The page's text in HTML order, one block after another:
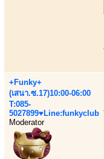
+Funky+
(เสนา.ซ.17)10:00-06:00
T:085-
5027899♥Line:funkyclub
Moderator